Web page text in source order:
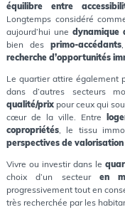
équilibre entre
Longtemps considéré
aujourd’hui unedynamique
bien desprimo-accédants
recherche d’opportunités
Le quartier attire également
dans d’autres secteurs
qualité/prixpour ceux qui
cœur de la ville. Entre
copropriétés, le tissu
perspectives de
Vivre ou investir dans le
choix d’un secteur en
progressivement tout en
très recherchée par les